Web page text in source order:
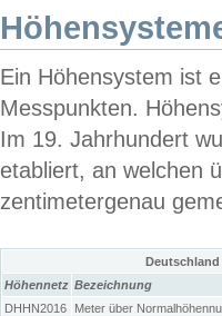
Ein Höhensystem ist
Messpunkten.
Im 19. Jahrhundert
etabliert, an welchen
zentimetergenau
Höhennetz Bezeichnung
DHHN2016
Meter über